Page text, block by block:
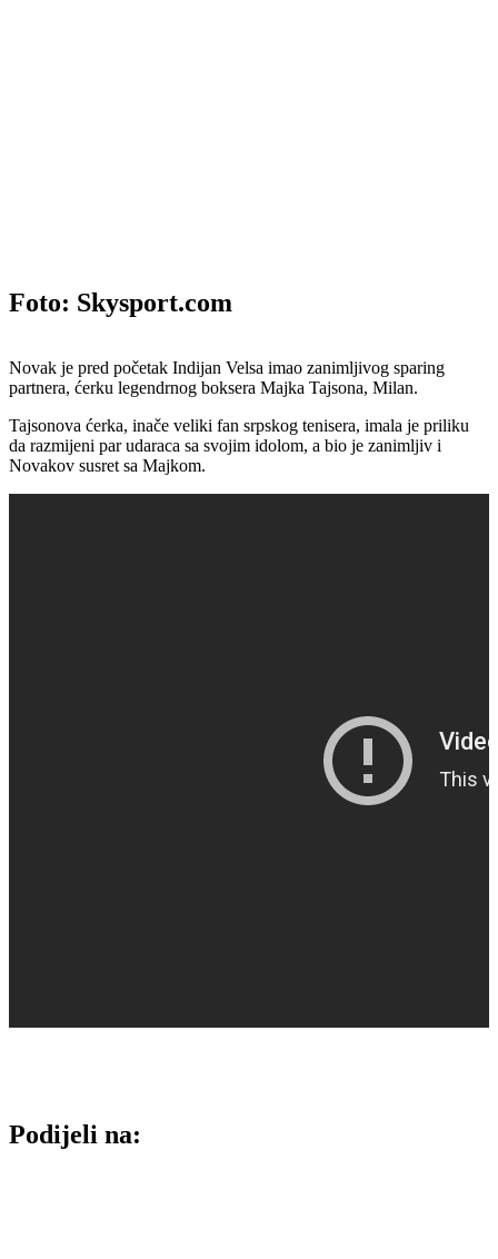
Foto: Skysport.com
Novak je pred početak Indijan Velsa imao zanimljivog sparing
partnera, ćerku legendrnog boksera Majka Tajsona, Milan.
Tajsonova ćerka, inače veliki fan srpskog tenisera, imala je priliku
da razmijeni par udaraca sa svojim idolom, a bio je zanimljiv i
Novakov susret sa Majkom.
Podijeli na: